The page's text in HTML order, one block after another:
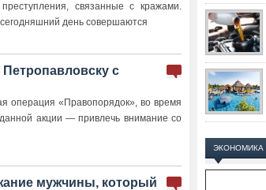
связанные с кражами.
день совершаются
с
операция «Правопорядок», во время
акции — привлечь внимание со
мужчины, который
ЭКОНОМИКА